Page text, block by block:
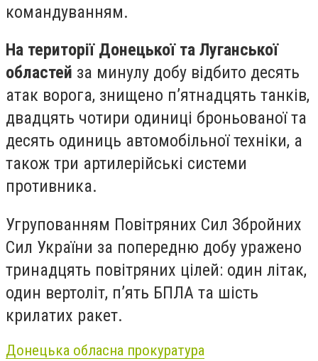
командуванням.
На території Донецької та Луганської
областей за минулу добу відбито десять
атак ворога, знищено п’ятнадцять танків,
двадцять чотири одиниці броньованої та
десять одиниць автомобільної техніки, а
також три артилерійські системи
противника.
Угрупованням Повітряних Сил Збройних
Сил України за попередню добу уражено
тринадцять повітряних цілей: один літак,
один вертоліт, п’ять БПЛА та шість
крилатих ракет.
Донецька обласна прокуратура